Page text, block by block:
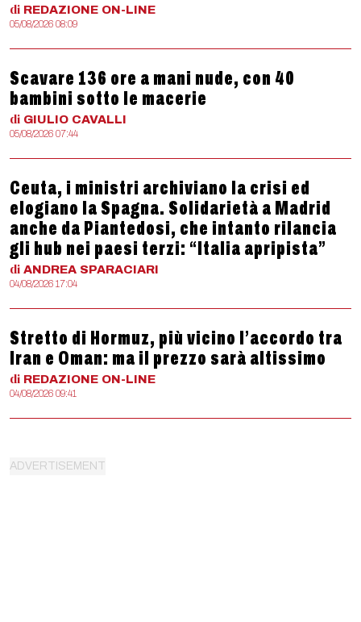
di REDAZIONE ON-LINE
05/08/2026 08:09
Scavare 136 ore a mani nude, con 40
bambini sotto le macerie
di GIULIO CAVALLI
05/08/2026 07:44
Ceuta, i ministri archiviano la crisi ed
elogiano la Spagna. Solidarietà a Madrid
anche da Piantedosi, che intanto rilancia
gli hub nei paesi terzi: “Italia apripista”
di ANDREA SPARACIARI
04/08/2026 17:04
Stretto di Hormuz, più vicino l’accordo tra
Iran e Oman: ma il prezzo sarà altissimo
di REDAZIONE ON-LINE
04/08/2026 09:41